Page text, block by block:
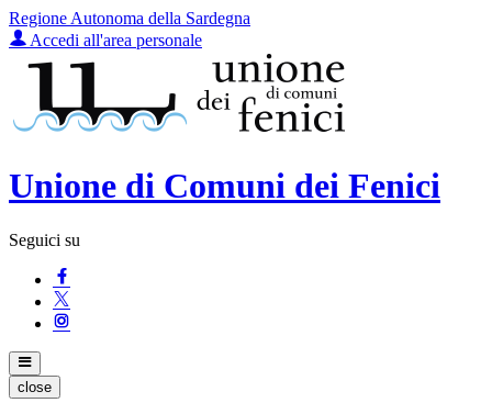
Regione Autonoma della Sardegna
Accedi all'area personale
Unione di Comuni dei Fenici
Seguici su
close